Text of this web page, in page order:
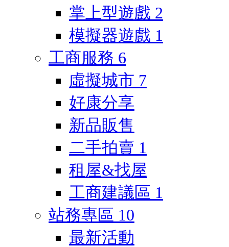
掌上型遊戲 2
模擬器遊戲 1
工商服務 6
虛擬城市 7
好康分享
新品販售
二手拍賣 1
租屋&找屋
工商建議區 1
站務專區 10
最新活動